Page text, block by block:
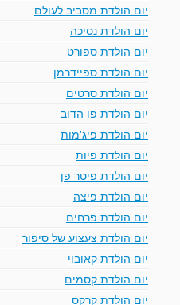
יום הולדת מסביב לעולם
יום הולדת נסיכה
יום הולדת ספורט
יום הולדת ספיידרמן
יום הולדת סרטים
יום הולדת פו הדוב
יום הולדת פיג'מות
יום הולדת פיות
יום הולדת פיטר פן
יום הולדת פיצה
יום הולדת פרחים
יום הולדת צעצוע של סיפור
יום הולדת קאובוי
יום הולדת קסמים
יום הולדת קרקס